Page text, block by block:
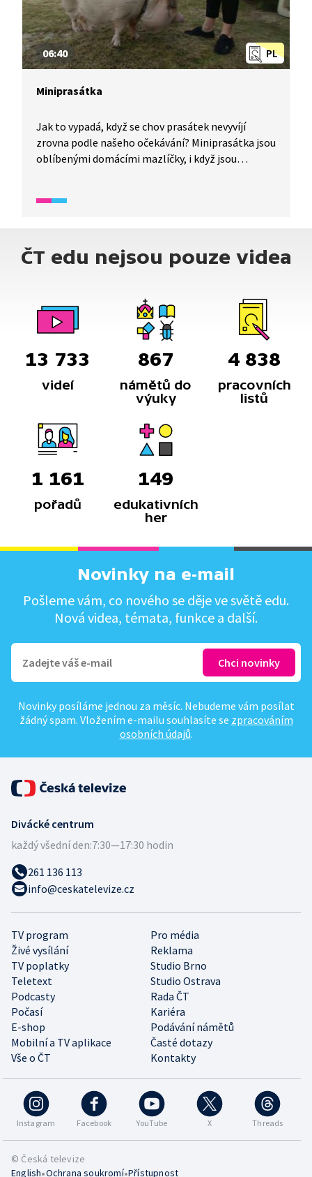
PL
06:40
Miniprasátka
Jak to vypadá, když se chov prasátek nevyvíjí
zrovna podle našeho očekávání? Miniprasátka jsou
oblíbenými domácími mazlíčky, i když jsou
vůbec nejsou.
ČT edu nejsou pouze videa
13 733
videí
867
námětů do
výuky
4 838
pracovních
listů
1 161
pořadů
149
edukativních
her
Novinky na e-mail
Pošleme vám, co nového se děje ve světě edu.
Nová videa, témata, funkce a další.
Novinky posíláme jednou za měsíc. Nebudeme vám posílat
žádný spam. Vložením e-mailu souhlasíte se zpracováním
osobních údajů.